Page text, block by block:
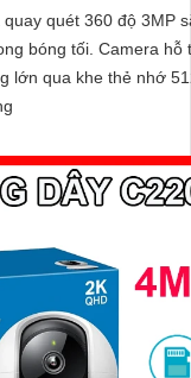
quét 360 độ 3MP
hỗ trợ đàm
lớn qua khe thẻ nhớ